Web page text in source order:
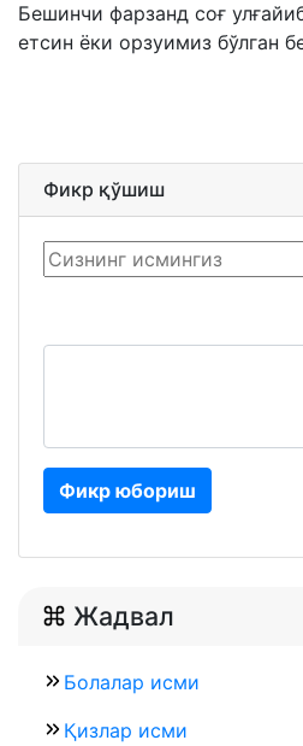
Бешинчи фарзанд соғ
етсин ёки орзуимиз бўлган
Фикр қўшиш
Фикр юбориш
Жадвал
Болалар исми
Қизлар исми